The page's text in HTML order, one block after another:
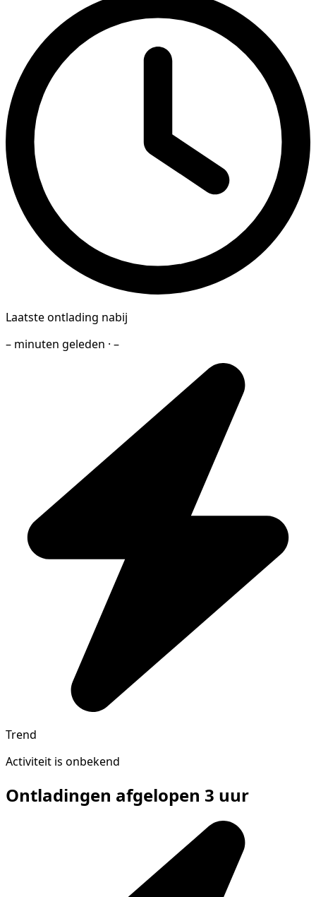
Laatste ontlading nabij
– minuten geleden · –
Trend
Activiteit is onbekend
Ontladingen afgelopen 3 uur